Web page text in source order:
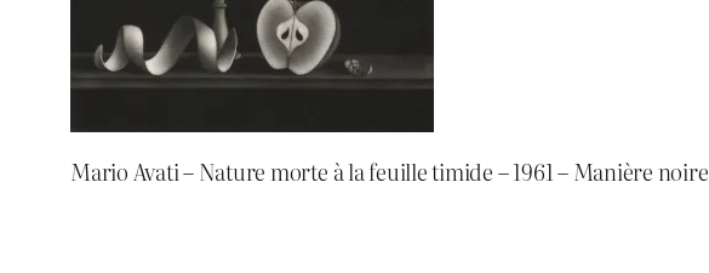
Mario Avati – Nature morte à la feuille timide – 1961 – Manière noire